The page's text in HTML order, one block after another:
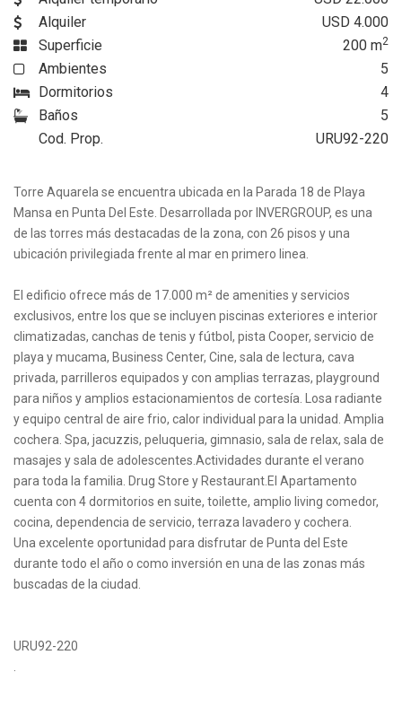
Alquiler
USD 4.000
Superficie
200 m2
Ambientes
5
Dormitorios
4
Baños
5
Cod. Prop.
URU92-220
Torre Aquarela se encuentra ubicada en la Parada 18 de Playa
Mansa en Punta Del Este. Desarrollada por INVERGROUP, es una
de las torres más destacadas de la zona, con 26 pisos y una
ubicación privilegiada frente al mar en primero linea.
El edificio ofrece más de 17.000 m² de amenities y servicios
exclusivos, entre los que se incluyen piscinas exteriores e interior
climatizadas, canchas de tenis y fútbol, pista Cooper, servicio de
playa y mucama, Business Center, Cine, sala de lectura, cava
privada, parrilleros equipados y con amplias terrazas, playground
para niños y amplios estacionamientos de cortesía. Losa radiante
y equipo central de aire frio, calor individual para la unidad. Amplia
cochera. Spa, jacuzzis, peluqueria, gimnasio, sala de relax, sala de
masajes y sala de adolescentes.Actividades durante el verano
para toda la familia. Drug Store y Restaurant.El Apartamento
cuenta con 4 dormitorios en suite, toilette, amplio living comedor,
cocina, dependencia de servicio, terraza lavadero y cochera.
Una excelente oportunidad para disfrutar de Punta del Este
durante todo el año o como inversión en una de las zonas más
buscadas de la ciudad.
URU92-220